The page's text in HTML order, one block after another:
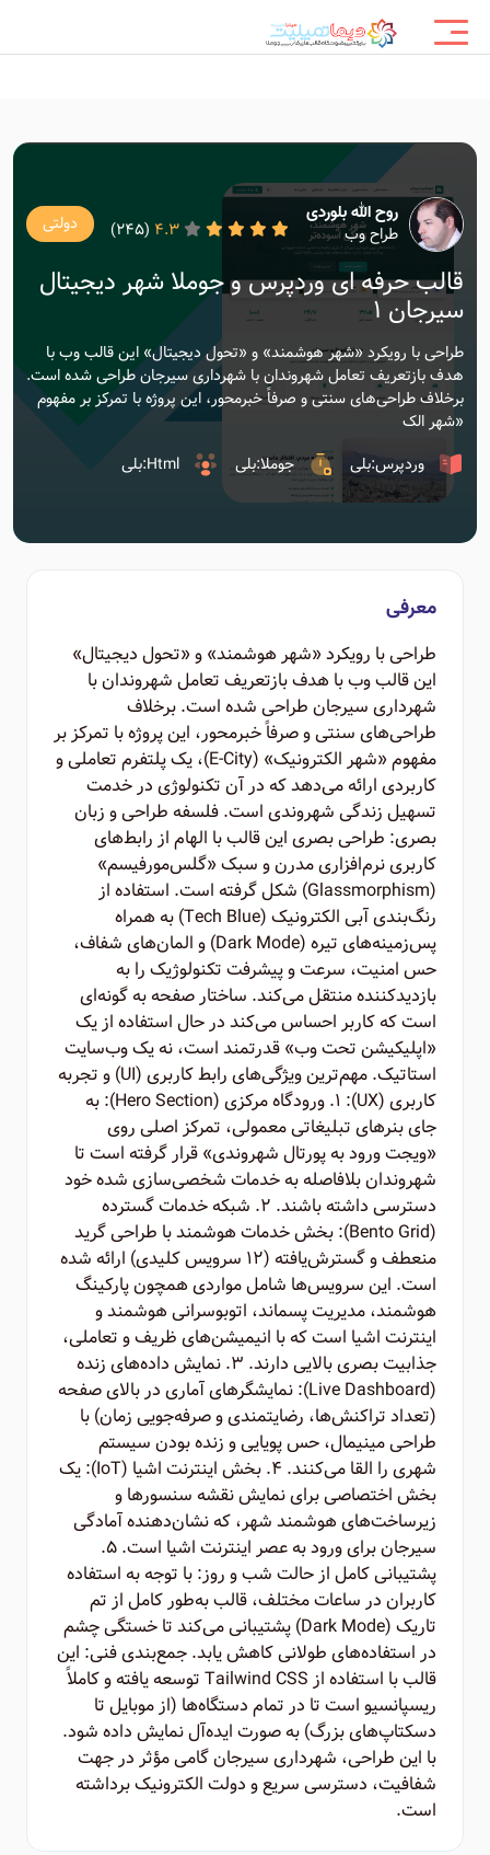
روح الله بلوردی
طراح وب
4.3
(245) دولتی
قالب حرفه ای وردپرس و جوملا شهر دیجیتال
سیرجان ۱
طراحی با رویکرد «شهر هوشمند» و «تحول دیجیتال» این قالب وب با
هدف بازتعریف تعامل شهروندان با شهرداری سیرجان طراحی شده است.
برخلاف طراحی‌های سنتی و صرفاً خبرمحور، این پروژه با تمرکز بر مفهوم
«شهر الک
وردپرس:بلی
جوملا:بلی Html:بلی
معرفی
طراحی با رویکرد «شهر هوشمند» و «تحول دیجیتال»
این قالب وب با هدف بازتعریف تعامل شهروندان با
شهرداری سیرجان طراحی شده است. برخلاف
طراحی‌های سنتی و صرفاً خبرمحور، این پروژه با تمرکز بر
مفهوم «شهر الکترونیک» (E-City)، یک پلتفرم تعاملی و
کاربردی ارائه می‌دهد که در آن تکنولوژی در خدمت
تسهیل زندگی شهروندی است. فلسفه طراحی و زبان
بصری: طراحی بصری این قالب با الهام از رابط‌های
کاربری نرم‌افزاری مدرن و سبک «گلس‌مورفیسم»
(Glassmorphism) شکل گرفته است. استفاده از
رنگ‌بندی آبی الکترونیک (Tech Blue) به همراه
پس‌زمینه‌های تیره (Dark Mode) و المان‌های شفاف،
حس امنیت، سرعت و پیشرفت تکنولوژیک را به
بازدیدکننده منتقل می‌کند. ساختار صفحه به گونه‌ای
است که کاربر احساس می‌کند در حال استفاده از یک
«اپلیکیشن تحت وب» قدرتمند است، نه یک وب‌سایت
استاتیک. مهم‌ترین ویژگی‌های رابط کاربری (UI) و تجربه
کاربری (UX): ۱. ورودگاه مرکزی (Hero Section): به
جای بنرهای تبلیغاتی معمولی، تمرکز اصلی روی
«ویجت ورود به پورتال شهروندی» قرار گرفته است تا
شهروندان بلافاصله به خدمات شخصی‌سازی شده خود
دسترسی داشته باشند. ۲. شبکه خدمات گسترده
(Bento Grid): بخش خدمات هوشمند با طراحی گرید
منعطف و گسترش‌یافته (۱۲ سرویس کلیدی) ارائه شده
است. این سرویس‌ها شامل مواردی همچون پارکینگ
هوشمند، مدیریت پسماند، اتوبوسرانی هوشمند و
اینترنت اشیا است که با انیمیشن‌های ظریف و تعاملی،
جذابیت بصری بالایی دارند. ۳. نمایش داده‌های زنده
(Live Dashboard): نمایشگرهای آماری در بالای صفحه
(تعداد تراکنش‌ها، رضایتمندی و صرفه‌جویی زمان) با
طراحی مینیمال، حس پویایی و زنده بودن سیستم
شهری را القا می‌کنند. ۴. بخش اینترنت اشیا (IoT): یک
بخش اختصاصی برای نمایش نقشه سنسورها و
زیرساخت‌های هوشمند شهر، که نشان‌دهنده آمادگی
سیرجان برای ورود به عصر اینترنت اشیا است. ۵.
پشتیبانی کامل از حالت شب و روز: با توجه به استفاده
کاربران در ساعات مختلف، قالب به‌طور کامل از تم
تاریک (Dark Mode) پشتیبانی می‌کند تا خستگی چشم
در استفاده‌های طولانی کاهش یابد. جمع‌بندی فنی: این
قالب با استفاده از Tailwind CSS توسعه یافته و کاملاً
ریسپانسیو است تا در تمام دستگاه‌ها (از موبایل تا
دسکتاپ‌های بزرگ) به صورت ایده‌آل نمایش داده شود.
با این طراحی، شهرداری سیرجان گامی مؤثر در جهت
شفافیت، دسترسی سریع و دولت الکترونیک برداشته
است.